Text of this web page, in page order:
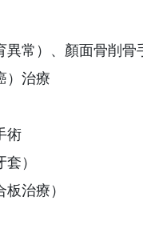
異常）、顏面骨削骨
）治療
術
）
治療）